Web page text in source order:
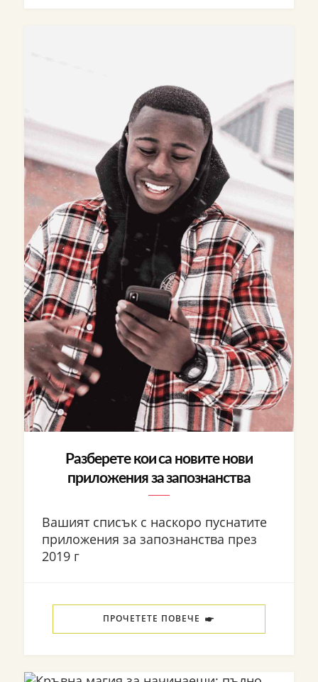
Разберете кои са новите нови
приложения за запознанства
Вашият списък с наскоро пуснатите
приложения за запознанства през
2019 г
ПРОЧЕТЕТЕ ПОВЕЧЕ